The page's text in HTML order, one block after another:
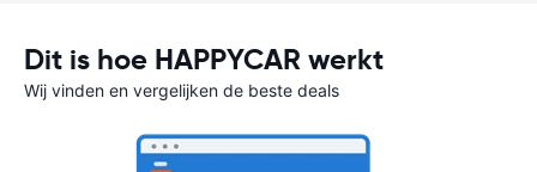
Dit is hoe HAPPYCAR werkt
Wij vinden en vergelijken de beste deals